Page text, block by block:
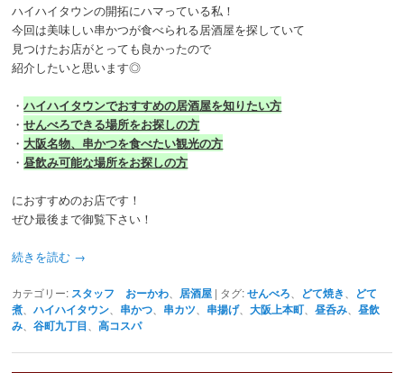
ハイハイタウンの開拓にハマっている私！
今回は美味しい串かつが食べられる居酒屋を探していて
見つけたお店がとっても良かったので
紹介したいと思います◎
・ハイハイタウンでおすすめの居酒屋を知りたい方
・せんべろできる場所をお探しの方
・ 大阪名物、串かつを食べたい観光の方
・昼飲み可能な場所をお探しの方
におすすめのお店です！
ぜひ最後まで御覧下さい！
続きを読む →
カテゴリー: スタッフ おーかわ 居酒屋 | タグ: せんべろ どて焼き
どて
煮 、ハイハイタウン 串かつ 串カツ 串揚げ、大阪上本町、昼呑み 、昼飲
み 、谷町九丁目 、高コスパ